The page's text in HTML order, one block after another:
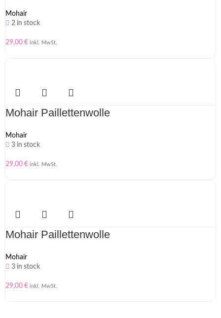
Mohair
2 in stock
29,00 € inkl. MwSt.
Mohair Paillettenwolle
Mohair
3 in stock
29,00 € inkl. MwSt.
Mohair Paillettenwolle
Mohair
3 in stock
29,00 € inkl. MwSt.